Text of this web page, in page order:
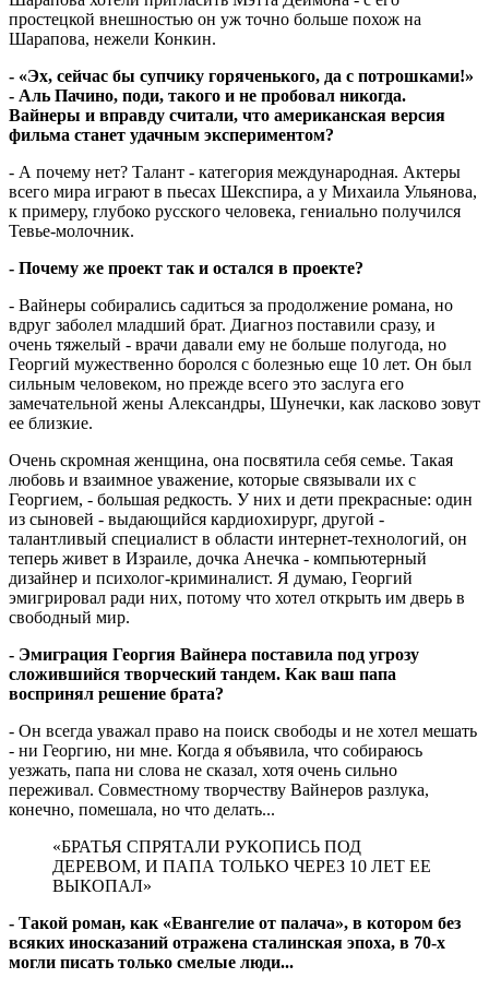
простецкой внешностью он уж точно больше похож на
Шарапова, нежели Конкин.
- «Эх, сейчас бы супчику горяченького, да с потрошками!»
- Аль Пачино, поди, такого и не пробовал никогда.
Вайнеры и вправду считали, что американская версия
фильма станет удачным экспериментом?
- А почему нет? Талант - категория международная. Актеры
всего мира играют в пьесах Шекспира, а у Михаила Ульянова,
к примеру, глубоко русского человека, гениально получился
Тевье-молочник.
- Почему же проект так и остался в проекте?
- Вайнеры собирались садиться за продолжение романа, но
вдруг заболел младший брат. Диагноз поставили сразу, и
очень тяжелый - врачи давали ему не больше полугода, но
Георгий мужественно боролся с болезнью еще 10 лет. Он был
сильным человеком, но прежде всего это заслуга его
замечательной жены Александры, Шунечки, как ласково зовут
ее близкие.
Очень скромная женщина, она посвятила себя семье. Такая
любовь и взаимное уважение, которые связывали их с
Георгием, - большая редкость. У них и дети прекрасные: один
из сыновей - выдающийся кардиохирург, другой -
талантливый специалист в области интернет-технологий, он
теперь живет в Израиле, дочка Анечка - компьютерный
дизайнер и психолог-криминалист. Я думаю, Георгий
эмигрировал ради них, потому что хотел открыть им дверь в
свободный мир.
- Эмиграция Георгия Вайнера поставила под угрозу
сложившийся творческий тандем. Как ваш папа
воспринял решение брата?
- Он всегда уважал право на поиск свободы и не хотел мешать
- ни Георгию, ни мне. Когда я объявила, что собираюсь
уезжать, папа ни слова не сказал, хотя очень сильно
переживал. Совместному творчеству Вайнеров разлука,
конечно, помешала, но что делать...
«БРАТЬЯ СПРЯТАЛИ РУКОПИСЬ ПОД
ДЕРЕВОМ, И ПАПА ТОЛЬКО ЧЕРЕЗ 10 ЛЕТ ЕЕ
ВЫКОПАЛ»
- Такой роман, как «Евангелие от палача», в котором без
всяких иносказаний отражена сталинская эпоха, в 70-х
могли писать только смелые люди...